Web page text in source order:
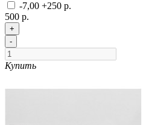
-7,00 +250 р.
500 р.
+
-
Купить